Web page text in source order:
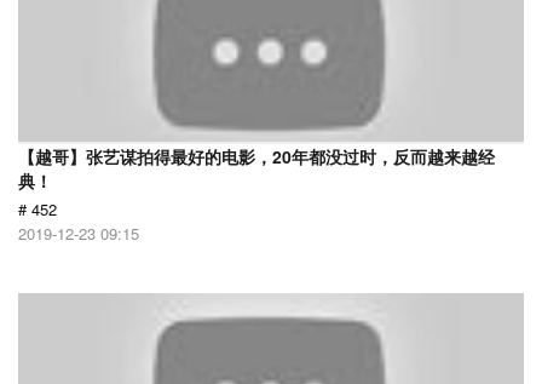
【越哥】张艺谋拍得最好的电影，20年都没过时，反而越来越经
典！
# 452
2019-12-23 09:15